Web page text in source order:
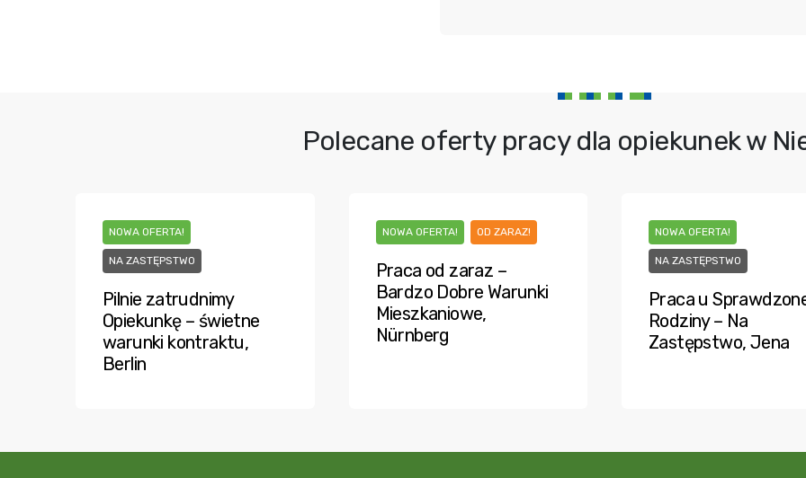
Polecane oferty pracy dla opiekunek w
NOWA OFERTA!
NA ZASTĘPSTWO
Pilnie zatrudnimy
Opiekunkę – świetne
warunki kontraktu,
Berlin
NOWA OFERTA! OD ZARAZ!
Praca od zaraz –
Bardzo Dobre Warunki
Mieszkaniowe,
Nürnberg
NOWA OFERTA!
NA ZASTĘPSTWO
Praca u
Rodziny – Na
Zastępstwo, Jena